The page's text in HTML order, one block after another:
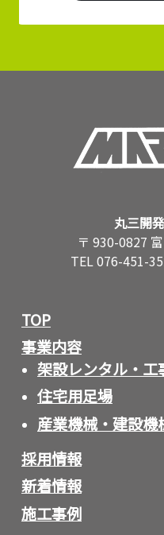
丸三開
〒 930-0827
TEL 076-451-
TOP
事業内容
架設レンタル・工
住宅用足場
産業機械・建設機
採用情報
新着情報
施工事例